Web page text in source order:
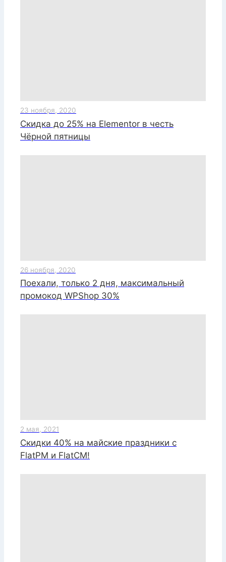
23 ноября, 2020
Скидка до 25% на Elementor в честь
Чёрной пятницы
26 ноября, 2020
Поехали, только 2 дня, максимальный
промокод WPShop 30%
2 мая, 2021
Скидки 40% на майские праздники c
FlatPM и FlatCM!